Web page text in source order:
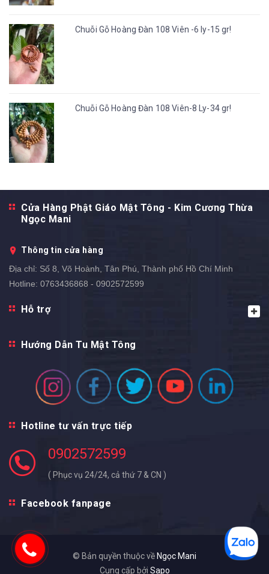
Chuỗi Gỗ Hoàng Đàn 108 Viên -6 ly-15 gr!
Chuỗi Gỗ Hoàng Đàn 108 Viên-8 Ly-34 gr!
Cửa Hàng Phật Giáo Mật Tông - Kim Cương Thừa
Ngọc Mani
Thông tin cửa hàng
Địa chỉ: Số 8, Võ Hoành, Tân Phú, Thành phố Hồ Chí Minh
Hotline: 0763436868 - 0902572599
Hỗ trợ
Hướng Dẫn Tu Mật Tông
Hotline tư vấn trực tiếp
0902572599
( Phục vụ 24/24, cả thứ 7 & CN )
Facebook fanpage
© Bản quyền thuộc về Ngọc Mani
Cung cấp bởi Sapo